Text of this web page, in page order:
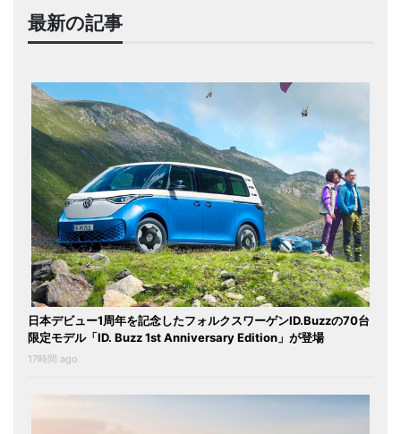
最新の記事
日本デビュー1周年を記念したフォルクスワーゲンID.Buzzの70台
限定モデル「ID. Buzz 1st Anniversary Edition」が登場
17時間 ago